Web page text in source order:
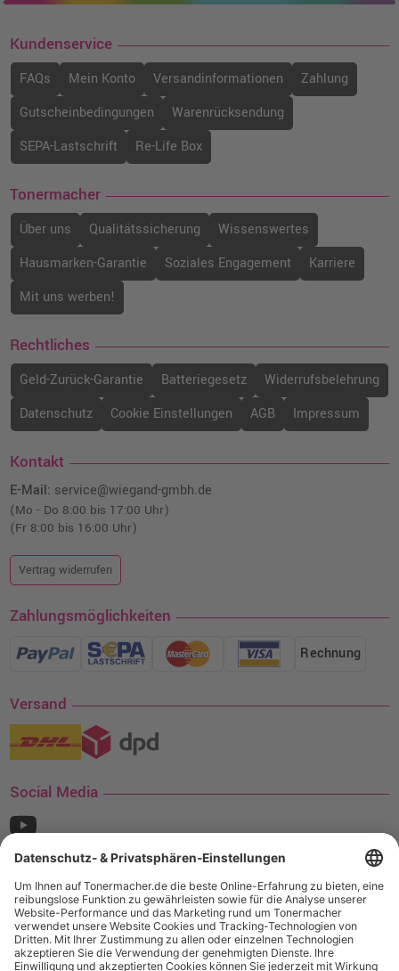
Kundenservice
FAQs Mein Konto Versandinformationen
Zahlung
Gutscheinbedingungen
Warenrücksendung
SEPA-Lastschrift
Re-Life Box
Tonermacher
Über uns Qualitätssicherung
Wissenswertes
Hausmarken-Garantie
Soziales Engagement
Karriere
Mit uns werben!
Rechtliches
Geld-Zurück-Garantie Batteriegesetz
Widerrufsbelehrung
Datenschutz
Cookie Einstellungen AGB Impressum
Kontakt
E-Mail: service@wiegand-gmbh.de
(Mo - Do 8:00 bis 17:00 Uhr)
(Fr 8:00 bis 16:00 Uhr)
Vertrag widerrufen
Zahlungsmöglichkeiten
Rechnung
Versand
Social Media
¹ Nur gültig für den Versand innerhalb Deutschlands. Befindet sich ein Warenwert
von mindestens 35€ (inkl. Mwst.) an Ampertec Artikeln in Ihrem Warenkorb, ist der
Versand für Sie kostenfrei.